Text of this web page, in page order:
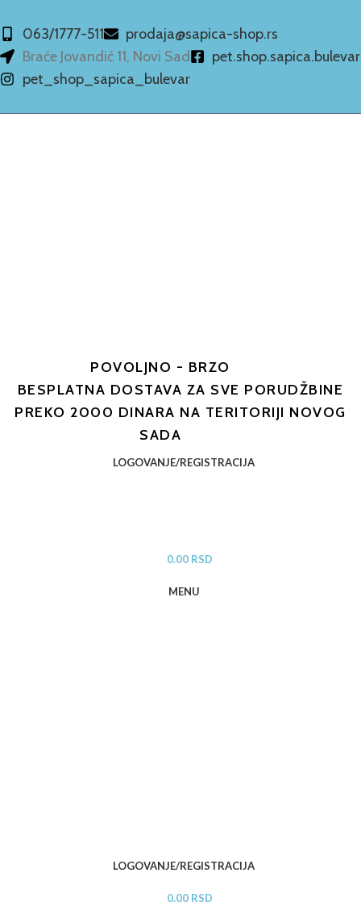
063/1777-511
prodaja@sapica-shop.rs
Braće Jovandić 11, Novi Sad
pet.shop.sapica.bulevar
pet_shop_sapica_bulevar
POVOLJNO - BRZO
BESPLATNA DOSTAVA ZA SVE PORUDŽBINE
PREKO 2000 DINARA NA TERITORIJI NOVOG
SADA
LOGOVANJE/REGISTRACIJA
0.00 RSD
MENU
LOGOVANJE/REGISTRACIJA
0.00 RSD